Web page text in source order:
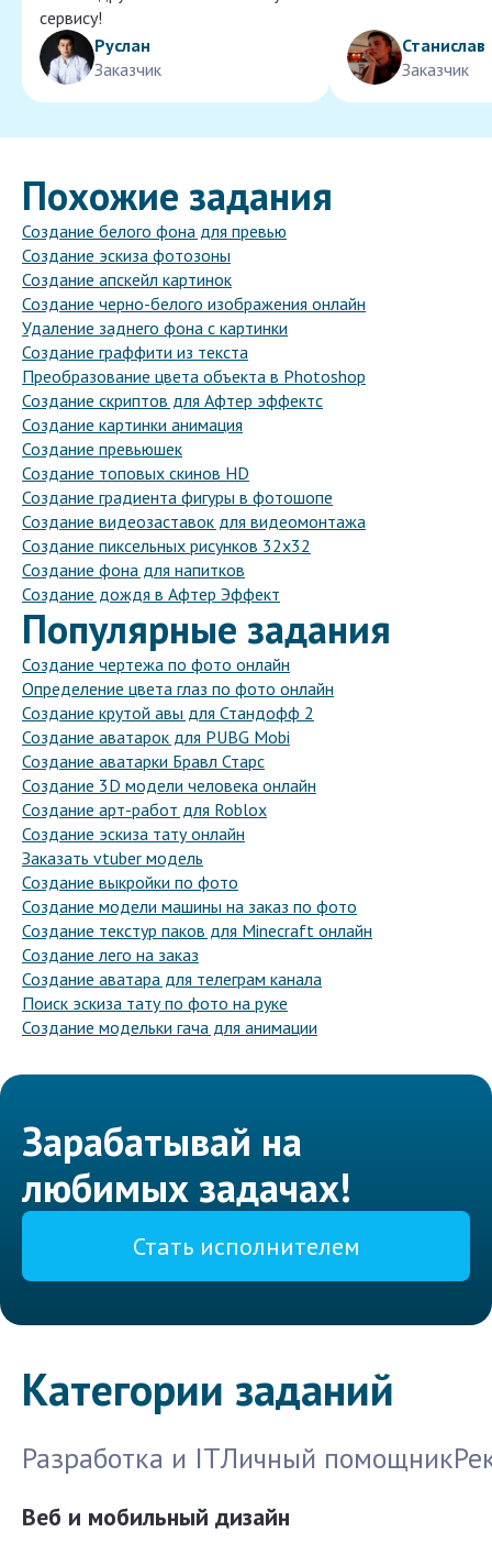
сервису!
Руслан
Заказчик
Станислав
Заказчик
Похожие задания
Создание белого фона для превью
Создание эскиза фотозоны
Создание апскейл картинок
Создание черно-белого изображения онлайн
Удаление заднего фона с картинки
Создание граффити из текста
Преобразование цвета объекта в Photoshop
Создание скриптов для Афтер эффектс
Создание картинки анимация
Создание превьюшек
Создание топовых скинов HD
Создание градиента фигуры в фотошопе
Создание видеозаставок для видеомонтажа
Создание пиксельных рисунков 32х32
Создание фона для напитков
Создание дождя в Афтер Эффект
Популярные задания
Создание чертежа по фото онлайн
Определение цвета глаз по фото онлайн
Создание крутой авы для Стандофф 2
Создание аватарок для PUBG Mobi
Создание аватарки Бравл Старс
Создание 3D модели человека онлайн
Создание арт-работ для Roblox
Создание эскиза тату онлайн
Заказать vtuber модель
Создание выкройки по фото
Создание модели машины на заказ по фото
Создание текстур паков для Minecraft онлайн
Создание лего на заказ
Создание аватара для телеграм канала
Поиск эскиза тату по фото на руке
Создание модельки гача для анимации
Зарабатывай на
любимых задачах!
Стать исполнителем
Категории заданий
Разработка и ITЛичный помощник
Веб и мобильный дизайн